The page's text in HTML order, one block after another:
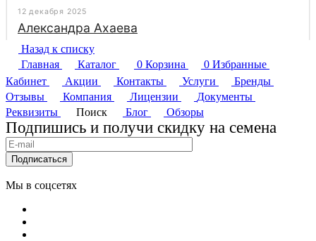
Назад к списку
Главная
Каталог 0 Корзина 0 Избранные
Кабинет
Акции Контакты Услуги
Бренды
Отзывы
Компания Лицензии
Документы
Реквизиты
Поиск Блог Обзоры
Подпишись и получи скидку на семена
Подписаться
Мы в соцсетях